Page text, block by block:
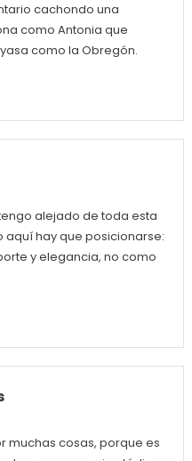
cachondo una
como Antonia que
como la Obregón.
alejado de toda esta
hay que posicionarse:
y elegancia, no como
muchas cosas, porque es